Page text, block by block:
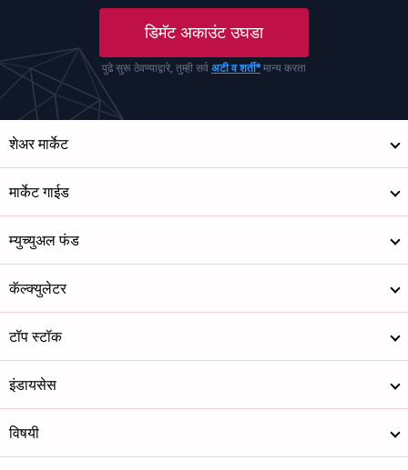
डिमॅट अकाउंट उघडा
पुढे सुरू ठेवण्याद्वारे, तुम्ही सर्व अटी व शर्ती*मान्य करता
शेअर मार्केट
मार्केट गाईड
म्युच्युअल फंड
कॅल्क्युलेटर
टॉप स्टॉक
इंडायसेस
विषयी